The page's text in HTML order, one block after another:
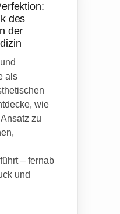
des
der
als
wie
zu
– fernab
und